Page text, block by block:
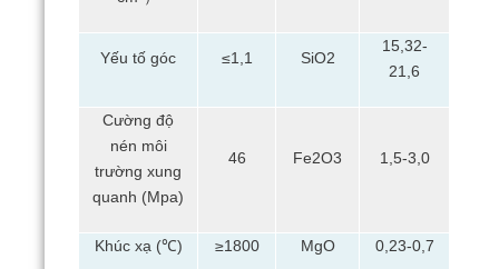
Yếu tố góc ≤1,1 SiO2
15,32-
21,6
Cường độ
nén môi
trường xung
quanh (Mpa)
46 Fe2O3 1,5-3,0
Khúc xạ (℃) ≥1800 MgO 0,23-0,7